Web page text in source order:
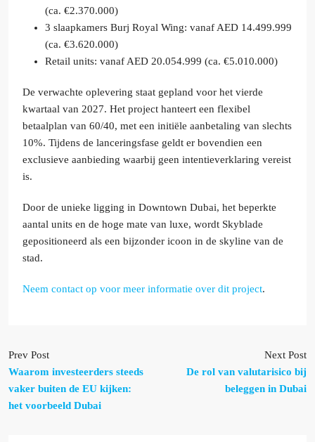
(ca. €2.370.000)
3 slaapkamers Burj Royal Wing: vanaf AED 14.499.999
(ca. €3.620.000)
Retail units: vanaf AED 20.054.999 (ca. €5.010.000)
De verwachte oplevering staat gepland voor het vierde
kwartaal van 2027. Het project hanteert een flexibel
betaalplan van 60/40, met een initiële aanbetaling van slechts
10%. Tijdens de lanceringsfase geldt er bovendien een
exclusieve aanbieding waarbij geen intentieverklaring vereist
is.
Door de unieke ligging in Downtown Dubai, het beperkte
aantal units en de hoge mate van luxe, wordt Skyblade
gepositioneerd als een bijzonder icoon in de skyline van de
stad.
Neem contact op voor meer informatie over dit project.
Prev Post
Waarom investeerders steeds
vaker buiten de EU kijken:
het voorbeeld Dubai
Next Post
De rol van valutarisico bij
beleggen in Dubai